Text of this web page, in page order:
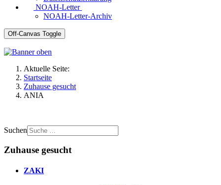
NOAH-Letter
NOAH-Letter-Archiv
Off-Canvas Toggle
Aktuelle Seite:
Startseite
Zuhause gesucht
ANIA
Suchen
Zuhause gesucht
ZAKI